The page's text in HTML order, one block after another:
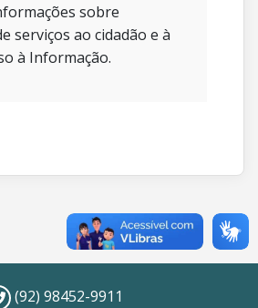
sobre
serviços ao cidadão e à
à Informação.
(92) 98452-9911